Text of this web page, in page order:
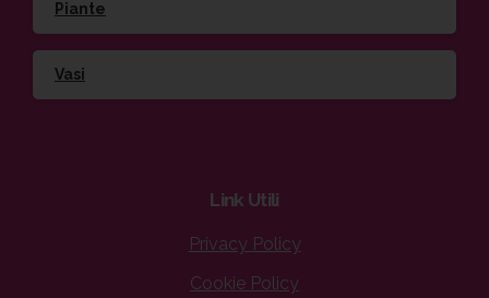
Piante
Vasi
Link Utili
Privacy Policy
Cookie Policy